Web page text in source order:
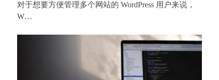
对于想要方便管理多个网站的 WordPress 用户来说，
W…